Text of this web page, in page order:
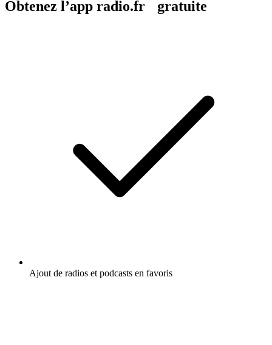
Obtenez l’app radio.fr gratuite
Ajout de radios et podcasts en favoris